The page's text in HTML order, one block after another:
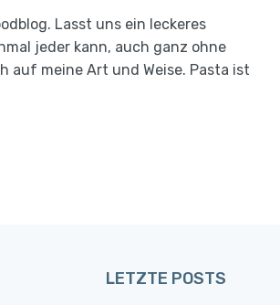
Lasst uns ein leckeres
jeder kann, auch ganz ohne
auf meine Art und Weise. Pasta ist
LETZTE POSTS